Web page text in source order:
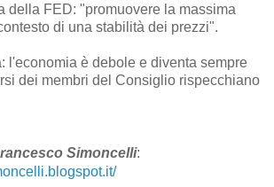
della FED: "promuovere la massima
di una stabilità dei prezzi".
l'economia è debole e diventa sempre
dei membri del Consiglio rispecchiano
Simoncelli: